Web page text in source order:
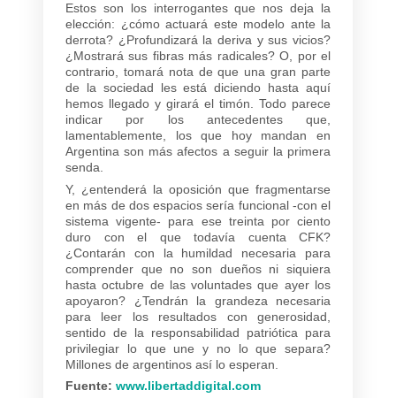
Estos son los interrogantes que nos deja la
elección: ¿cómo actuará este modelo ante la
derrota? ¿Profundizará la deriva y sus vicios?
¿Mostrará sus fibras más radicales? O, por el
contrario, tomará nota de que una gran parte
de la sociedad les está diciendo hasta aquí
hemos llegado y girará el timón. Todo parece
indicar por los antecedentes que,
lamentablemente, los que hoy mandan en
Argentina son más afectos a seguir la primera
senda.
Y, ¿entenderá la oposición que fragmentarse
en más de dos espacios sería funcional -con el
sistema vigente- para ese treinta por ciento
duro con el que todavía cuenta CFK?
¿Contarán con la humildad necesaria para
comprender que no son dueños ni siquiera
hasta octubre de las voluntades que ayer los
apoyaron? ¿Tendrán la grandeza necesaria
para leer los resultados con generosidad,
sentido de la responsabilidad patriótica para
privilegiar lo que une y no lo que separa?
Millones de argentinos así lo esperan.
Fuente: www.libertaddigital.com